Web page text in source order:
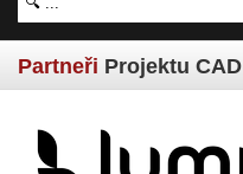
Partneři Projektu CAD